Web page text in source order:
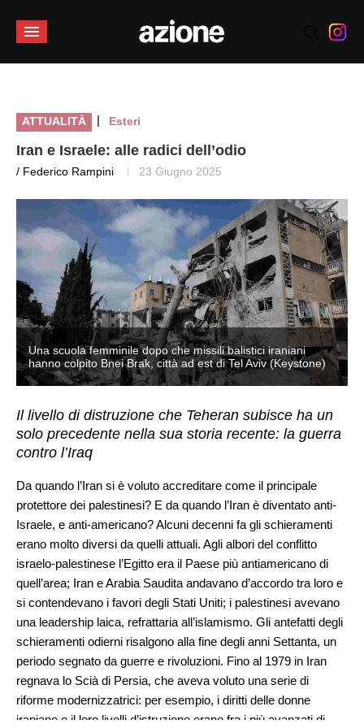
ATTUALITÀ | Esteri
Iran e Israele: alle radici dell’odio
/ Federico Rampini 23 Giugno 2025
Una scuola femminile dopo che missili balistici iraniani
hanno colpito Bnei Brak, città ad est di Tel Aviv (Keystone)
Il livello di distruzione che Teheran subisce ha un
solo precedente nella sua storia recente: la guerra
contro l’Iraq
Da quando l’Iran si è voluto accreditare come il principale
protettore dei palestinesi? E da quando l’Iran è diventato anti-
Israele, e anti-americano? Alcuni decenni fa gli schieramenti
erano molto diversi da quelli attuali. Agli albori del conflitto
israelo-palestinese l’Egitto era il Paese più antiamericano di
quell’area; Iran e Arabia Saudita andavano d’accordo tra loro e
si contendevano i favori degli Stati Uniti; i palestinesi avevano
una leadership laica, refrattaria all’islamismo. Gli antefatti degli
schieramenti odierni risalgono alla fine degli anni Settanta, un
periodo segnato da guerre e rivoluzioni. Fino al 1979 in Iran
regnava lo Scià di Persia, che aveva voluto una serie di
riforme modernizzatrici: per esempio, i diritti delle donne
iraniane e il loro livelli d’istruzione erano fra i più avanzati di